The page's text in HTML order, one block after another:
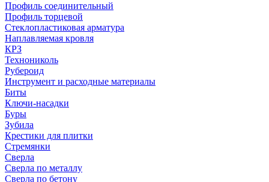
Профиль соединительный
Профиль торцевой
Стеклопластиковая арматура
Наплавляемая кровля
КРЗ
Технониколь
Рубероид
Инструмент и расходные материалы
Биты
Ключи-насадки
Буры
Зубила
Крестики для плитки
Стремянки
Сверла
Сверла по металлу
Сверла по бетону